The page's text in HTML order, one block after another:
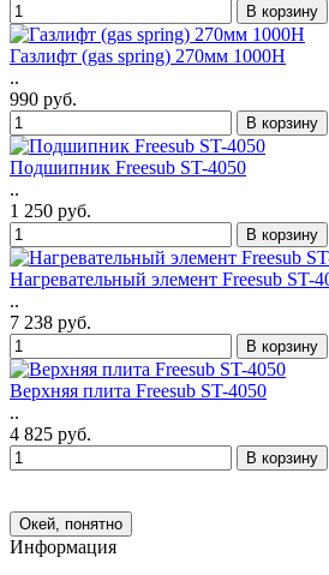
В корзину
Газлифт (gas spring) 270мм 1000Н
..
990 руб.
В корзину
Подшипник Freesub ST-4050
..
1 250 руб.
В корзину
Нагревательный элемент Freesub ST-
..
7 238 руб.
В корзину
Верхняя плита Freesub ST-4050
..
4 825 руб.
В корзину
Окей, понятно
Информация